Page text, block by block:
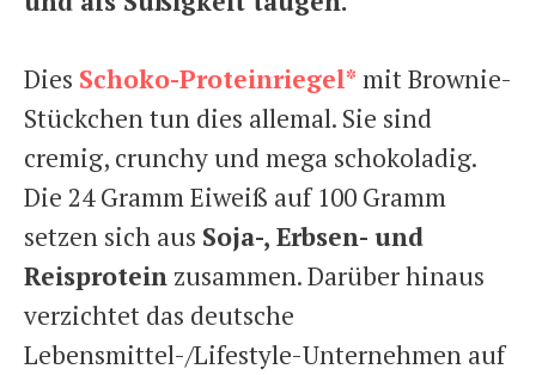
Dies Schoko-Proteinriegel* mit Brownie-
Stückchen tun dies allemal. Sie sind
cremig, crunchy und mega schokoladig.
Die 24 Gramm Eiweiß auf 100 Gramm
setzen sich aus Soja-, Erbsen- und
Reisprotein zusammen. Darüber hinaus
verzichtet das deutsche
Lebensmittel-/Lifestyle-Unternehmen auf